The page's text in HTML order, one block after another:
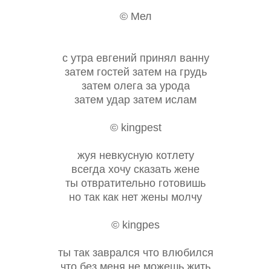
© Мел
с утра евгений принял ванну
затем гостей затем на грудь
затем олега за урода
затем удар затем ислам
© kingpest
жуя невкусную котлету
всегда хочу сказать жене
ты отвратительно готовишь
но так как нет жены молчу
© kingpes
ты так заврался что влюбился
что без меня не можешь жить